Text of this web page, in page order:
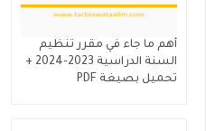
أهم ما جاء في مقرر تنظيم
السنة الدراسية 2023-2024 +
تحميل بصيغة PDF